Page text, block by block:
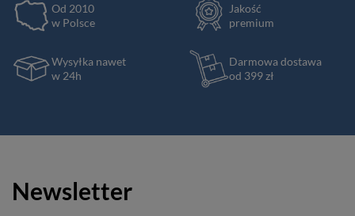
Od 2010
w Polsce
Jakość
premium
Wysyłka nawet
w 24h
Darmowa dostawa
od 399 zł
Newsletter